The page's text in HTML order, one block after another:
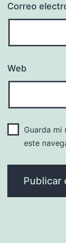
Correo
Web
Guarda
este